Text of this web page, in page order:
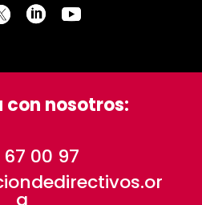
nosotros:
00 97
g